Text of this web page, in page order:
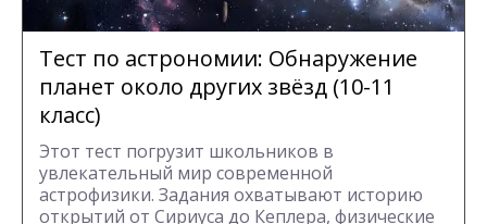
Тест по астрономии: Обнаружение
планет около других звёзд (10-11
класс)
Этот тест погрузит школьников в
увлекательный мир современной
астрофизики. Задания охватывают историю
открытий от Сириуса до Кеплера, физические